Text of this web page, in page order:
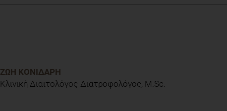
ΖΩΉ ΚΟΝΙΔΆΡΗ
Κλινική Διαιτολόγος-Διατροφολόγος, M.Sc.